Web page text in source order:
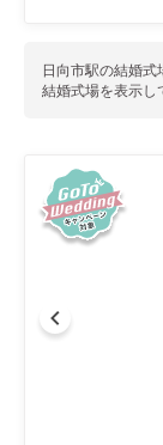
日向市駅の結婚式
結婚式場を表示し